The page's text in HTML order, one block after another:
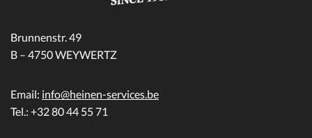
Brunnenstr. 49
B – 4750 WEYWERTZ
Email: info@heinen-services.be
Tel.: +32 80 44 55 71